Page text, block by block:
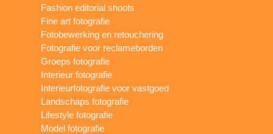
Fashion editorial shoots
Fine art fotografie
Fotobewerking en retouchering
Fotografie voor reclameborden
Groeps fotografie
Interieur fotografie
Interieurfotografie voor vastgoed
Landschaps fotografie
Lifestyle fotografie
Model fotografie